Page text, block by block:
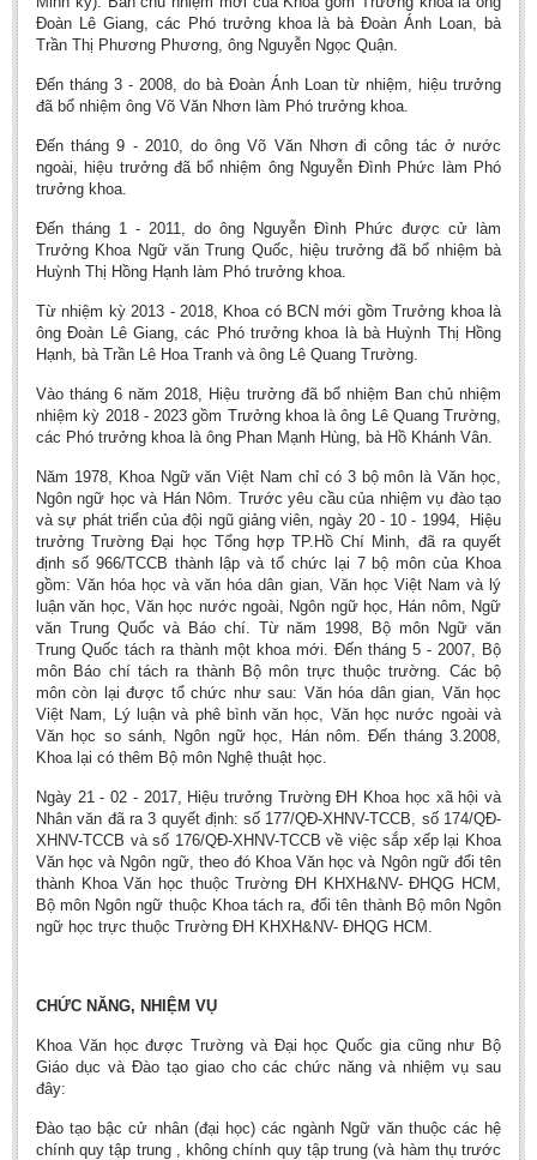
Đoàn Lê Giang, các Phó trưởng khoa là bà Đoàn Ánh Loan, bà
Trần Thị Phương Phương, ông Nguyễn Ngọc Quận.
Đến tháng 3 - 2008, do bà Đoàn Ánh Loan từ nhiệm, hiệu trưởng
đã bổ nhiệm ông Võ Văn Nhơn làm Phó trưởng khoa.
Đến tháng 9 - 2010, do ông Võ Văn Nhơn đi công tác ở nước
ngoài, hiệu trưởng đã bổ nhiệm ông Nguyễn Đình Phức làm Phó
trưởng khoa.
Đến tháng 1 - 2011, do ông Nguyễn Đình Phức được cử làm
Trưởng Khoa Ngữ văn Trung Quốc, hiệu trưởng đã bổ nhiệm bà
Huỳnh Thị Hồng Hạnh làm Phó trưởng khoa.
Từ nhiệm kỳ 2013 - 2018, Khoa có BCN mới gồm Trưởng khoa là
ông Đoàn Lê Giang, các Phó trưởng khoa là bà Huỳnh Thị Hồng
Hạnh, bà Trần Lê Hoa Tranh và ông Lê Quang Trường.
Vào tháng 6 năm 2018, Hiệu trưởng đã bổ nhiệm Ban chủ nhiệm
nhiệm kỳ 2018 - 2023 gồm Trưởng khoa là ông Lê Quang Trường,
các Phó trưởng khoa là ông Phan Mạnh Hùng, bà Hồ Khánh Vân.
Năm 1978, Khoa Ngữ văn Việt Nam chỉ có 3 bộ môn là Văn học,
Ngôn ngữ học và Hán Nôm. Trước yêu cầu của nhiệm vụ đào tạo
và sự phát triển của đội ngũ giảng viên, ngày 20 - 10 - 1994, Hiệu
trưởng Trường Đại học Tổng hợp TP.Hồ Chí Minh, đã ra quyết
định số 966/TCCB thành lập và tổ chức lại 7 bộ môn của Khoa
gồm: Văn hóa học và văn hóa dân gian, Văn học Việt Nam và lý
luận văn học, Văn học nước ngoài, Ngôn ngữ học, Hán nôm, Ngữ
văn Trung Quốc và Báo chí. Từ năm 1998, Bộ môn Ngữ văn
Trung Quốc tách ra thành một khoa mới. Đến tháng 5 - 2007, Bộ
môn Báo chí tách ra thành Bộ môn trực thuộc trường. Các bộ
môn còn lại được tổ chức như sau: Văn hóa dân gian, Văn học
Việt Nam, Lý luận và phê bình văn học, Văn học nước ngoài và
Văn học so sánh, Ngôn ngữ học, Hán nôm. Đến tháng 3.2008,
Khoa lại có thêm Bộ môn Nghệ thuật học.
Ngày 21 - 02 - 2017, Hiệu trưởng Trường ĐH Khoa học xã hội và
Nhân văn đã ra 3 quyết định: số 177/QĐ-XHNV-TCCB, số 174/QĐ-
XHNV-TCCB và số 176/QĐ-XHNV-TCCB về việc sắp xếp lại Khoa
Văn học và Ngôn ngữ, theo đó Khoa Văn học và Ngôn ngữ đổi tên
thành Khoa Văn học thuộc Trường ĐH KHXH&NV- ĐHQG HCM,
Bộ môn Ngôn ngữ thuộc Khoa tách ra, đổi tên thành Bộ môn Ngôn
ngữ học trực thuộc Trường ĐH KHXH&NV- ĐHQG HCM.
CHỨC NĂNG, NHIỆM VỤ
Khoa Văn học được Trường và Đại học Quốc gia cũng như Bộ
Giáo dục và Đào tạo giao cho các chức năng và nhiệm vụ sau
đây:
Đào tạo bậc cử nhân (đại học) các ngành Ngữ văn thuộc các hệ
chính quy tập trung , không chính quy tập trung (và hàm thụ trước